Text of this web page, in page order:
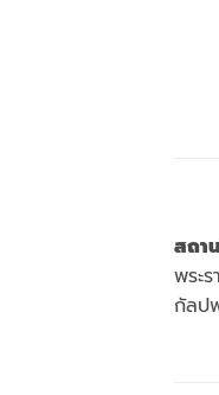
สถา
พระ
กัลป